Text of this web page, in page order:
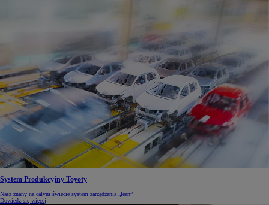
System Produkcyjny Toyoty
Nasz znany na całym świecie system zarządzania „lean”
Dowiedz się więcej